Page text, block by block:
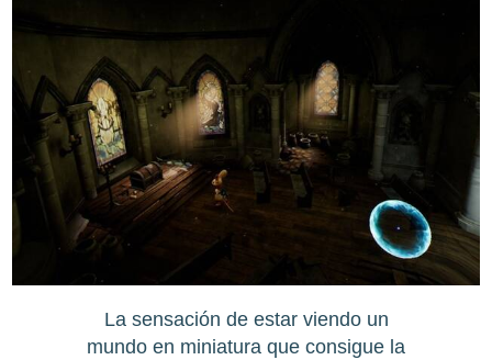
La sensación de estar viendo un
mundo en miniatura que consigue la